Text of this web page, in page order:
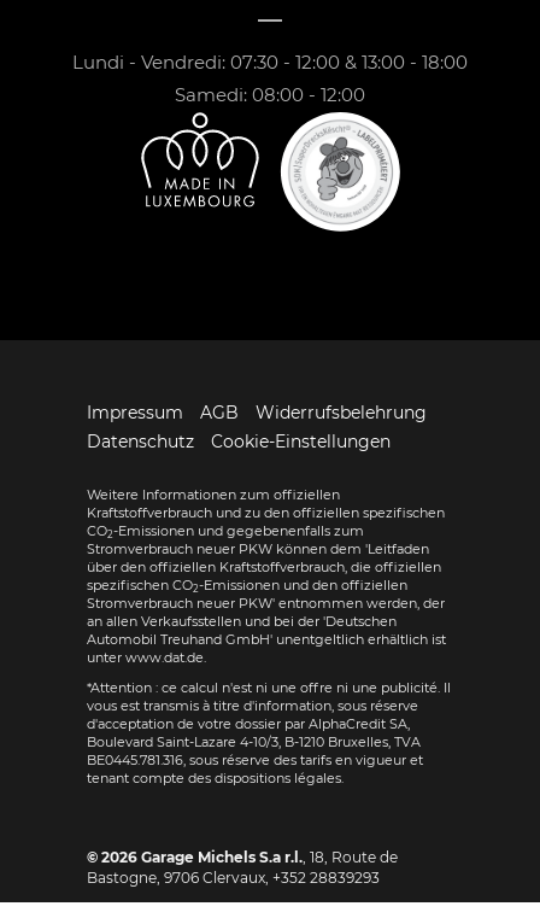
Lundi - Vendredi: 07:30 - 12:00 & 13:00 - 18:00
Samedi: 08:00 - 12:00
Impressum AGB
Widerrufsbelehrung
Datenschutz
Cookie-Einstellungen
Weitere Informationen zum offiziellen
Kraftstoffverbrauch und zu den offiziellen spezifischen
CO2-Emissionen und gegebenenfalls zum
Stromverbrauch neuer PKW können dem 'Leitfaden
über den offiziellen Kraftstoffverbrauch, die offiziellen
spezifischen CO2-Emissionen und den offiziellen
Stromverbrauch neuer PKW' entnommen werden, der
an allen Verkaufsstellen und bei der 'Deutschen
Automobil Treuhand GmbH' unentgeltlich erhältlich ist
unter www.dat.de.
*Attention : ce calcul n'est ni une offre ni une publicité. Il
vous est transmis à titre d'information, sous réserve
d'acceptation de votre dossier par AlphaCredit SA,
Boulevard Saint-Lazare 4-10/3, B-1210 Bruxelles, TVA
BE0445.781.316, sous réserve des tarifs en vigueur et
tenant compte des dispositions légales.
© 2026 Garage Michels S.a r.l. 18, Route de
Bastogne 9706 Clervaux, +352 28839293